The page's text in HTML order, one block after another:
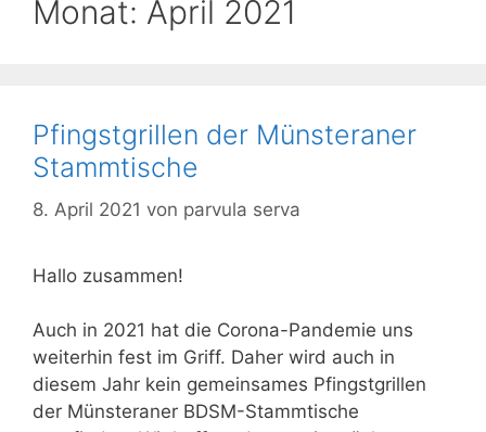
Monat: April 2021
Pfingstgrillen der Münsteraner
Stammtische
8. April 2021 von parvula serva
Hallo zusammen!
Auch in 2021 hat die Corona-Pandemie uns
weiterhin fest im Griff. Daher wird auch in
diesem Jahr kein gemeinsames Pfingstgrillen
der Münsteraner BDSM-Stammtische